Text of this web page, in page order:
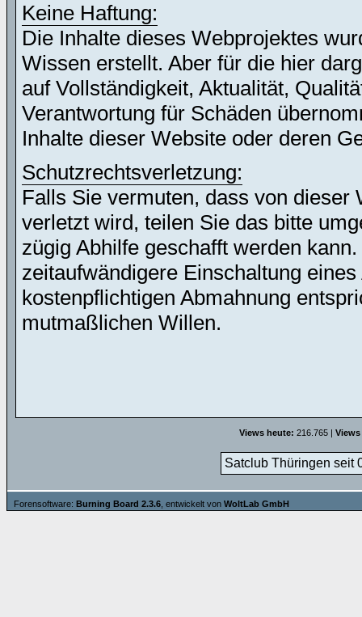
Keine Haftung:
Die Inhalte dieses Webprojektes
Wissen erstellt. Aber für die hier
auf Vollständigkeit, Aktualität,
Verantwortung für Schäden
Inhalte dieser Website oder deren
Schutzrechtsverletzung:
Falls Sie vermuten, dass von
verletzt wird, teilen Sie das bitte
zügig Abhilfe geschafft werden
zeitaufwändigere Einschaltung
kostenpflichtigen Abmahnung
mutmaßlichen Willen.
Views heute: 216.765 |
Satclub Thüringen seit
Forensoftware: Burning Board 2.3.6 , entwickelt von WoltLab GmbH